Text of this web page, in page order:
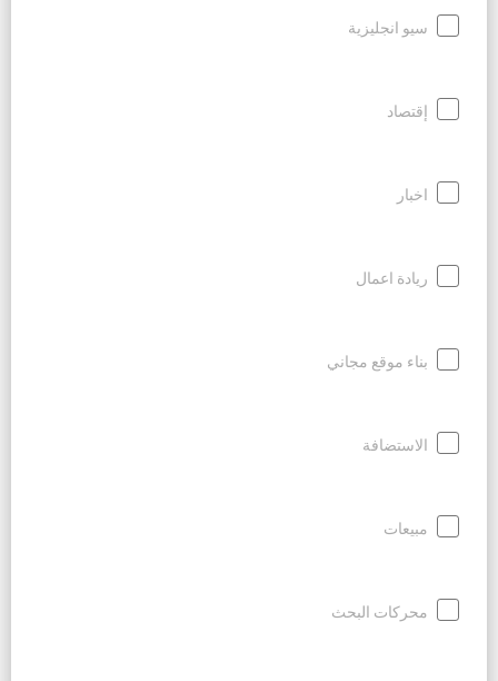
سيو انجليزية
إقتصاد
اخبار
ريادة اعمال
بناء موقع مجاني
الاستضافة
مبيعات
محركات البحث